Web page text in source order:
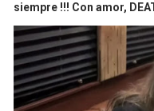
siempre !!! Con amor,